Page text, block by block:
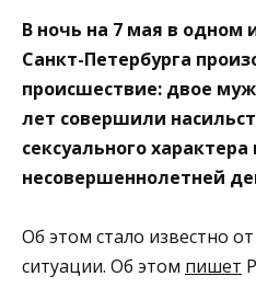
В ночь на 7 мая в одном
Санкт-Петербурга
происшествие: двое
лет совершили
сексуального
несовершеннолетней
Об этом стало известно
ситуации. Об этом пишет